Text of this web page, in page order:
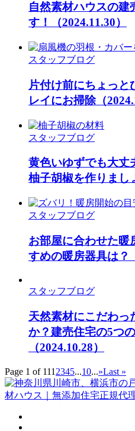
自然素材ハウスの
す！
（2024.11.30）
スタッフブログ
片付け前にちょっと
レイにお掃除（
スタッフブログ
黄色いゆずでも大丈
柚子胡椒を作りまし
スタッフブログ
お部屋に合わせた暖
すめの暖房器具は？
スタッフブログ
天然素材にこだわっ
か？建売住宅の5つ
（2024.10.28）
Page 1 of 111 2345...10...»Last »